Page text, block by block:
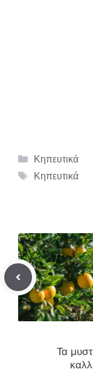
Κατηγορίες
Κηπευτικά
Ετικέτες
Κηπευτικά
Τα